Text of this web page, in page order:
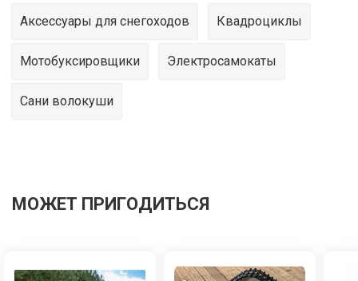
Аксессуары для снегоходов Квадроциклы
Мотобуксировщики Электросамокаты
Сани волокуши
МОЖЕТ ПРИГОДИТЬСЯ